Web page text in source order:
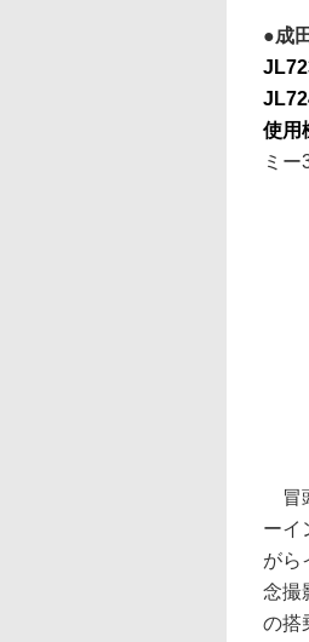
成
使用
ミー
冒
ーイ
がら
念撮
の搭